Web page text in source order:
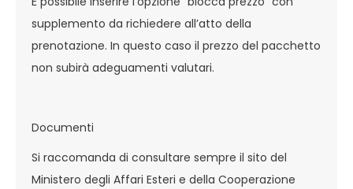
supplemento da richiedere all’atto della
prenotazione. In questo caso il prezzo del pacchetto
non subirà adeguamenti valutari.
Documenti
Si raccomanda di consultare sempre il sito del
Ministero degli Affari Esteri e della Cooperazione